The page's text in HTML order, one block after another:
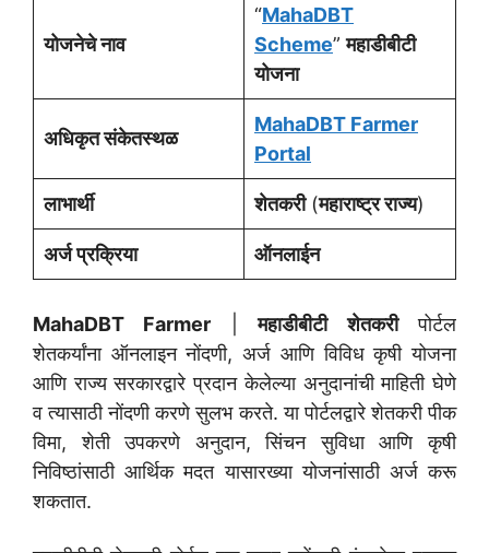
योजनेचे नाव
“MahaDBT
Scheme”महाडीबीटी
योजना
अधिकृत संकेतस्थळ
MahaDBT Farmer
Portal
लाभार्थी शेतकरी(महाराष्ट्र राज्य)
अर्ज प्रक्रिया ऑनलाईन
MahaDBT Farmer |महाडीबीटी शेतकरीपोर्टल
शेतकर्यांना ऑनलाइन नोंदणी, अर्ज आणि विविध कृषी योजना
आणि राज्य सरकारद्वारे प्रदान केलेल्या अनुदानांची माहिती घेणे
व त्यासाठी नोंदणी करणे सुलभ करते. या पोर्टलद्वारे शेतकरी पीक
विमा, शेती उपकरणे अनुदान, सिंचन सुविधा आणि कृषी
निविष्ठांसाठी आर्थिक मदत यासारख्या योजनांसाठी अर्ज करू
शकतात.